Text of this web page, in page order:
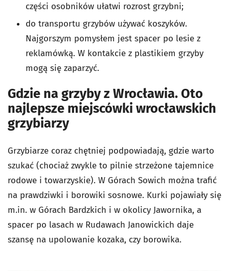
części osobników ułatwi rozrost grzybni;
do transportu grzybów używać koszyków.
Najgorszym pomysłem jest spacer po lesie z
reklamówką. W kontakcie z plastikiem grzyby
mogą się zaparzyć.
Gdzie na grzyby z Wrocławia. Oto
najlepsze miejscówki wrocławskich
grzybiarzy
Grzybiarze coraz chętniej podpowiadają, gdzie warto
szukać (chociaż zwykle to pilnie strzeżone tajemnice
rodowe i towarzyskie). W Górach Sowich można trafić
na prawdziwki i borowiki sosnowe. Kurki pojawiały się
m.in. w Górach Bardzkich i w okolicy Jawornika, a
spacer po lasach w Rudawach Janowickich daje
szansę na upolowanie kozaka, czy borowika.